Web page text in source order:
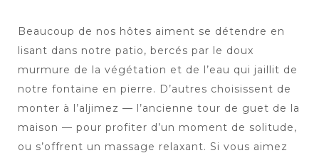
Beaucoup de nos hôtes aiment se détendre en
lisant dans notre patio, bercés par le doux
murmure de la végétation et de l’eau qui jaillit de
notre fontaine en pierre. D’autres choisissent de
monter à l’aljimez — l’ancienne tour de guet de la
maison — pour profiter d’un moment de solitude,
ou s’offrent un massage relaxant. Si vous aimez